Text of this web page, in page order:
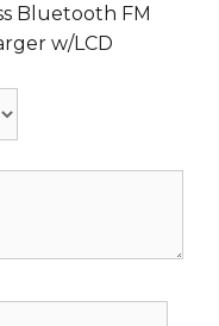
Bluetooth FM
w/LCD